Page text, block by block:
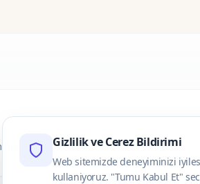
saklıdır.Gizlilik ve Cerez Bildirimi
Web sitemizde deneyiminizi
kullaniyoruz. "Tumu Kabul Et"